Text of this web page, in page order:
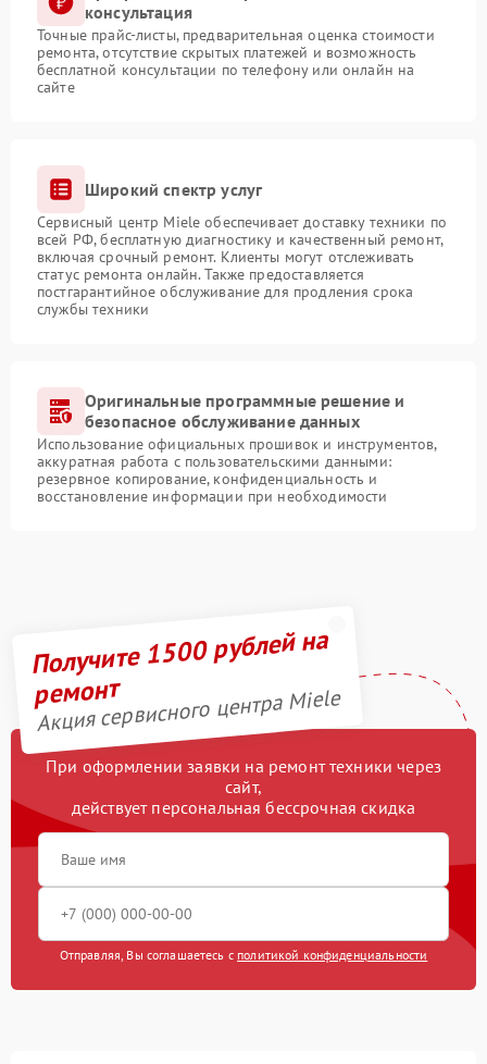
консультация
Точные прайс-листы, предварительная оценка стоимости
ремонта, отсутствие скрытых платежей и возможность
бесплатной консультации по телефону или онлайн на
сайте
Широкий спектр услуг
Сервисный центр Miele обеспечивает доставку техники по
всей РФ, бесплатную диагностику и качественный ремонт,
включая срочный ремонт. Клиенты могут отслеживать
статус ремонта онлайн. Также предоставляется
постгарантийное обслуживание для продления срока
службы техники
Оригинальные программные решение и
безопасное обслуживание данных
Использование официальных прошивок и инструментов,
аккуратная работа с пользовательскими данными:
резервное копирование, конфиденциальность и
восстановление информации при необходимости
Получите 1500 рублей на
ремонт
Акция сервисного центра Miele
При оформлении заявки на ремонт техники через
сайт,
действует персональная бессрочная скидка
Отправляя, Вы соглашаетесь с политикой конфиденциальности